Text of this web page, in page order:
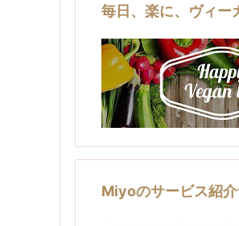
毎日、楽に、ヴィー
Miyoのサービス紹介